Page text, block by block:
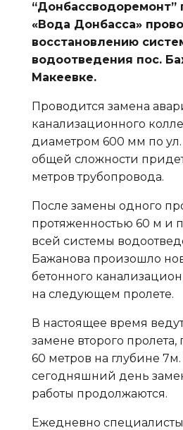
“Донбассводоремонт”
«Вода Донбасса»
восстановлению
водоотведения пос.
Макеевке.
Проводится замена
канализационного
диаметром 600 мм по
общей сложности
метров трубопровода.
После замены одного
протяженностью 60 м и
всей системы
Бажанова произошло
бетонного
на следующем пролете.
В настоящее время
замене второго
60 метров на глубине
сегодняшний день
работы продолжаются.
Ежедневно специалисты